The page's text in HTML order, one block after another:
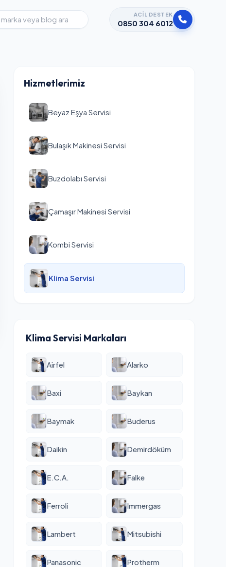
ACIL DESTEK
0850 304 6012
Hizmetlerimiz
Beyaz Eşya Servisi
Bulaşık Makinesi Servisi
Buzdolabı Servisi
Çamaşır Makinesi Servisi
Kombi Servisi
Klima Servisi
Klima Servisi Markaları
Airfel Alarko
Baxi Baykan
Baymak Buderus
Daikin Demirdöküm
E.C.A. Falke
Ferroli Immergas
Lambert Mitsubishi
Panasonic Protherm